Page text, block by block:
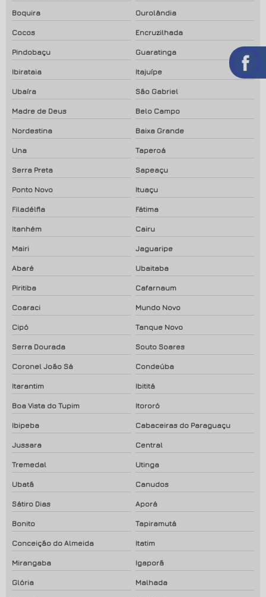
Boquira Ourolândia
Cocos Encruzilhada
Pindobaçu Guaratinga
Ibirataia Itajuípe
Ubaíra São Gabriel
Madre de Deus Belo Campo
Nordestina Baixa Grande
Una Taperoá
Serra Preta Sapeaçu
Ponto Novo Ituaçu
Filadélfia Fátima
Itanhém Cairu
Mairi Jaguaripe
Abaré Ubaitaba
Piritiba Cafarnaum
Coaraci Mundo Novo
Cipó Tanque Novo
Serra Dourada Souto Soares
Coronel João Sá Condeúba
Itarantim Ibititá
Boa Vista do Tupim Itororó
Ibipeba Cabaceiras do Paraguaçu
Jussara Central
Tremedal Utinga
Ubatã Canudos
Sátiro Dias Aporá
Bonito Tapiramutá
Conceição do Almeida Itatim
Mirangaba Igaporã
Glória Malhada